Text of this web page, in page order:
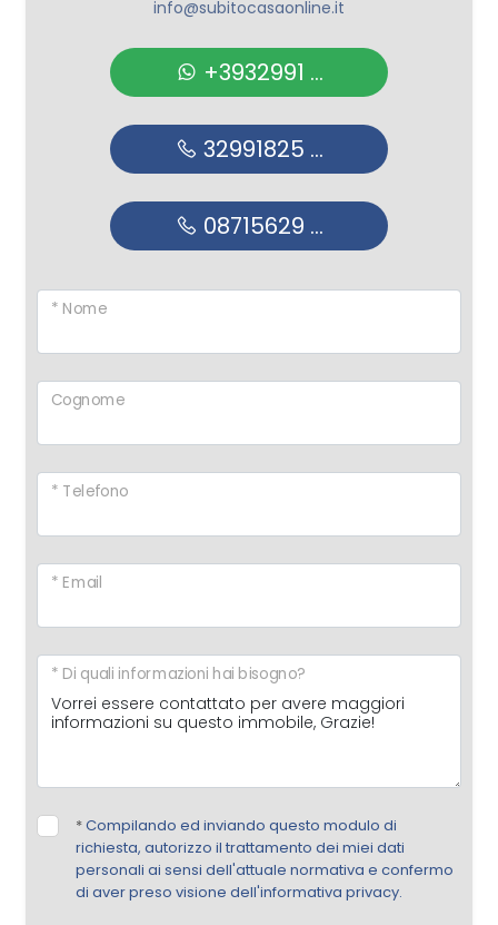
info@subitocasaonline.it
+3932991 ...
32991825 ...
08715629 ...
* Nome
Cognome
* Telefono
* Email
* Di quali informazioni hai bisogno?
*Compilando ed inviando questo modulo di
richiesta, autorizzo il trattamento dei miei dati
personali ai sensi dell'attuale normativa e confermo
di aver preso visione dell'informativa privacy.